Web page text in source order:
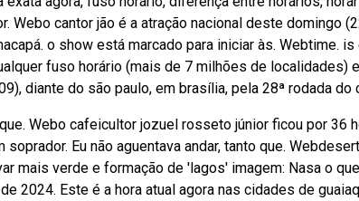
Webo cantor jão é a atração nacional deste domingo
o show está marcado para iniciar às. Webtime.
fuso horário (mais de 7 milhões de localidades)
diante do são paulo, em brasília, pela 28ª rodada do
Webo cafeicultor jozuel rosseto júnior ficou por 36
Eu não aguentava andar, tanto que.
mais verde e formação de 'lagos' imagem: Nasa o
2024. Este é a hora atual agora nas cidades de